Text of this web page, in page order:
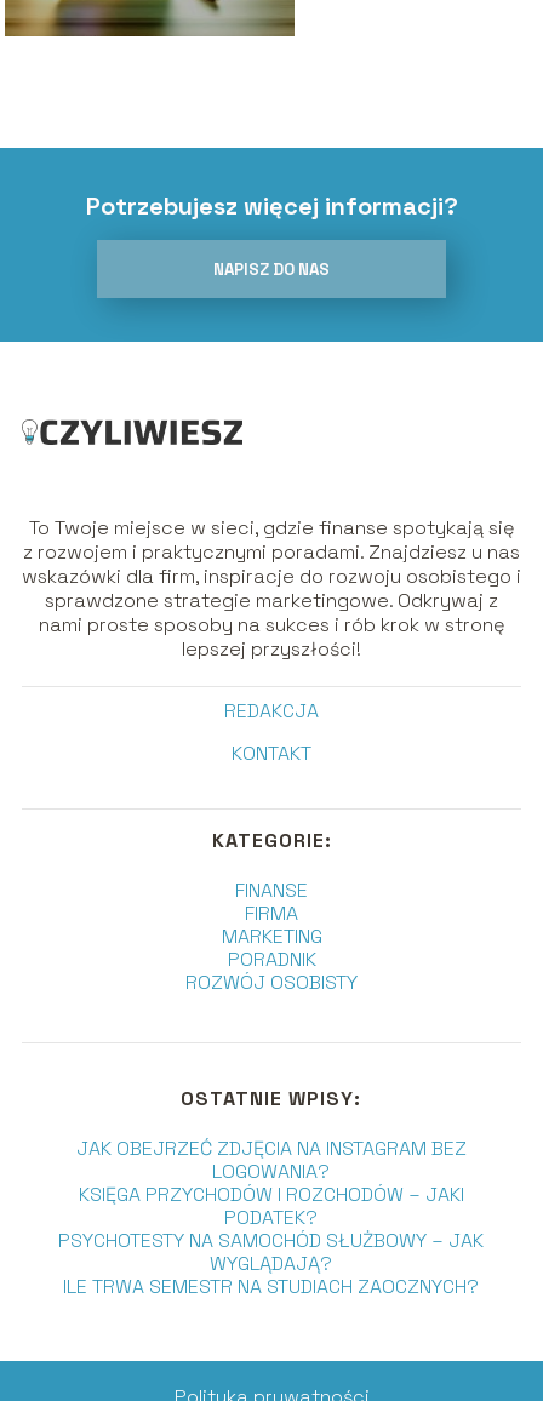
Potrzebujesz więcej informacji?
NAPISZ DO NAS
To Twoje miejsce w sieci, gdzie finanse spotykają się
z rozwojem i praktycznymi poradami. Znajdziesz u nas
wskazówki dla firm, inspiracje do rozwoju osobistego i
sprawdzone strategie marketingowe. Odkrywaj z
nami proste sposoby na sukces i rób krok w stronę
lepszej przyszłości!
REDAKCJA
KONTAKT
KATEGORIE:
FINANSE
FIRMA
MARKETING
PORADNIK
ROZWÓJ OSOBISTY
OSTATNIE WPISY:
JAK OBEJRZEĆ ZDJĘCIA NA INSTAGRAM BEZ
LOGOWANIA?
KSIĘGA PRZYCHODÓW I ROZCHODÓW – JAKI
PODATEK?
PSYCHOTESTY NA SAMOCHÓD SŁUŻBOWY – JAK
WYGLĄDAJĄ?
ILE TRWA SEMESTR NA STUDIACH ZAOCZNYCH?